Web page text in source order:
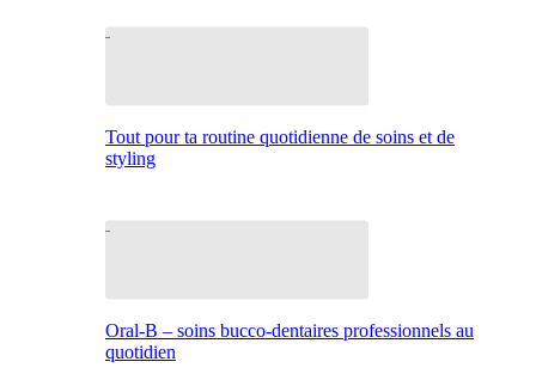
Tout pour ta routine quotidienne de soins et de
styling
Oral-B – soins bucco-dentaires professionnels au
quotidien